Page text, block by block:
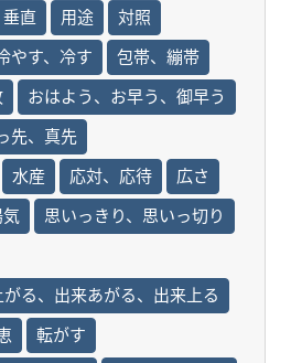
垂直 用途
対照
やす、冷す
包帯、繃帯
おはよう、お早う、御早う
先、真先
水産 応対、応待
広さ
思いっきり、思いっ切り
る、出来あがる、出来上る
転がす